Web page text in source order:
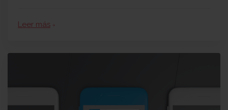
Leer más arrow_forward